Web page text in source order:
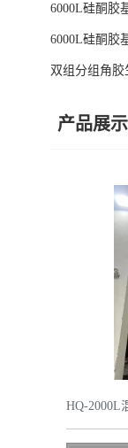
6000L硅酮胶
6000L硅酮胶
双组分组角
产品展示
HQ-2000L